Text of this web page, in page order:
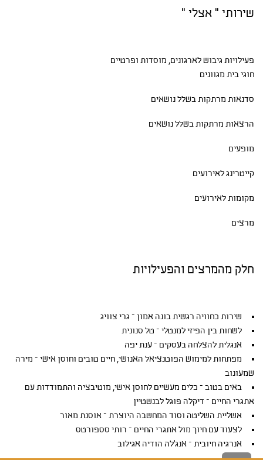
שירותי " אצלי "
פעילויות גיבושלארגונים, מוסדות ופרטיים
חוגי בית מגוונים
סדנאות מרתקות בשלל נושאים
הרצאות מרתקות בשלל נושאים
מופעים
קייטרינג לאירועים
מקומות לאירועים
מרצים
חלק מהמרצים והפעילויות
שירות כחוויה רגשית בונה אמון – גרי צוויג
לשחות בין הפיזי למנטלי – טל סנונית
אנגלית להצלחה בעסקים – ענת יפה
מפתחות למימוש הפוטנציאל האנושי, חיים טובים וחוסן אישי – מירה
שמעונוב
באים בטוב – כלים מעשיים לחוסן אישי, מוטיבציה והתמודדות עם
אתגרי החיים – דיקלה פוגל לבנשטיין
אשליית השליטה וסוד המחשבה היוצרת – אוסנת מאור
לצעוד עם חיוך מול אתגרי החיים – רותי סספורטס
אנרגיה חיובית – אנג'לה הודיה אגילוב